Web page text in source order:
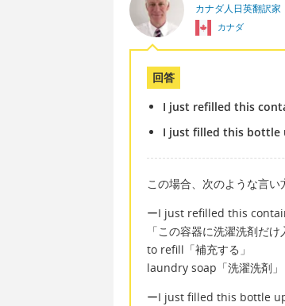
カナダ人日英翻訳家
カナダ
回答
I just refilled this
I just filled this bottle
この場合、次のような言い
ーI just refilled this
「この容器に洗濯洗剤だけ
to refill「補充する」
laundry soap「洗濯洗剤」
ーI just filled this bottle